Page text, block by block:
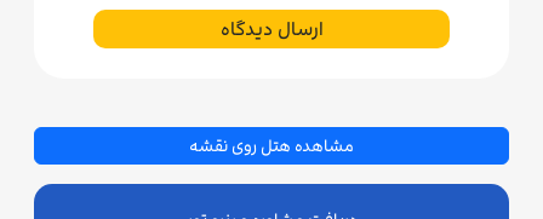
ارسال دیدگاه
مشاهده هتل روی نقشه